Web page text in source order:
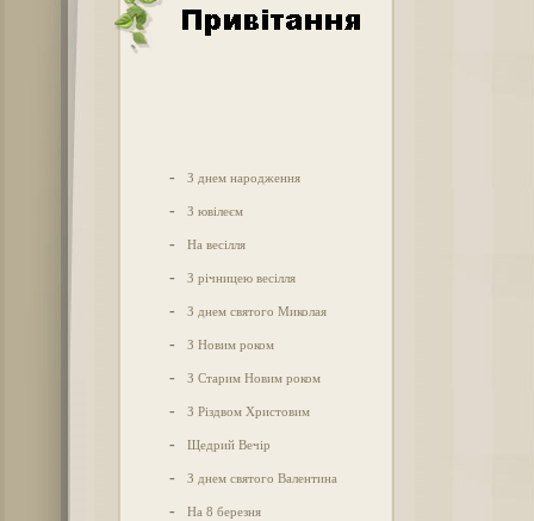
- З днем народження
- З ювілеєм
- На весілля
- З річницею весілля
- З днем святого Миколая
- З Новим роком
- З Старим Новим роком
- З Різдвом Христовим
- Щедрий Вечір
- З днем святого Валентина
- На 8 березня